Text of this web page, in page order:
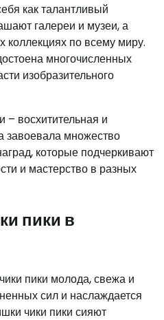
как талантливый
галереи и музеи, а
коллекциях по всему миру.
многочисленных
изобразительного
– восхитительная и
завоевала множество
которые подчеркивают
и мастерство в разных
пики в
пики молода, свежа и
сил и наслаждается
чики пики сияют